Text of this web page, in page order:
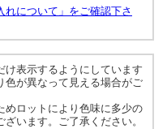
れについて」をご確認下さ
け表示するようにしています
色が異なって見える場合がご
めロットにより色味に多少の
います。ご了承ください。